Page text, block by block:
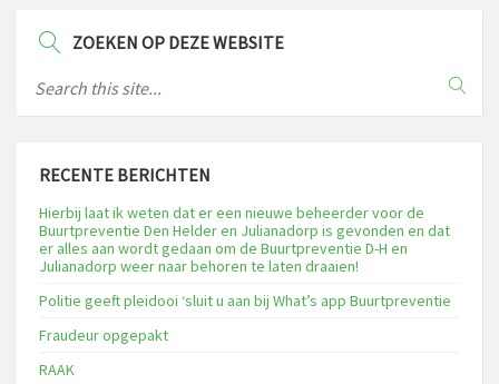
ZOEKEN OP DEZE WEBSITE
RECENTE BERICHTEN
Hierbij laat ik weten dat er een nieuwe beheerder voor de
Buurtpreventie Den Helder en Julianadorp is gevonden en dat
er alles aan wordt gedaan om de Buurtpreventie D-H en
Julianadorp weer naar behoren te laten draaien!
Politie geeft pleidooi ‘sluit u aan bij What’s app Buurtpreventie
Fraudeur opgepakt
RAAK